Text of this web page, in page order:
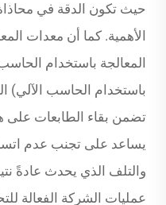
حيث تكون الدقة في
الأهمية. كما أن معدات
المعالجة باستخدام
باستخدام الحاسب الآلي)
تضمن بقاء الطابعات على
يساعد على تجنب عدم
والتلف الذي يحدث عادةً
عمليات الشركة الفعالة